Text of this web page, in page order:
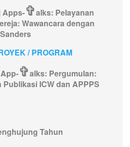
Apps-✞alks: Pelayanan
Wawancara dengan
/ PROGRAM
✞alks: Pergumulan:
ICW dan APPPS
Tahun